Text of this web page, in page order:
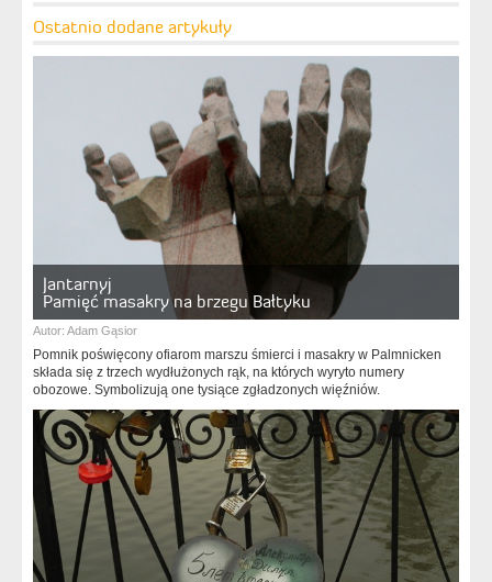
Ostatnio dodane artykuły
Jantarnyj
Pamięć masakry na brzegu Bałtyku
Autor: Adam Gąsior
Pomnik poświęcony ofiarom marszu śmierci i masakry w Palmnicken
składa się z trzech wydłużonych rąk, na których wyryto numery
obozowe. Symbolizują one tysiące zgładzonych więźniów.